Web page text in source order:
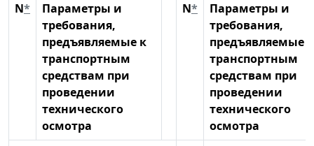
N*
Параметры и
требования,
предъявляемые к
транспортным
средствам при
проведении
технического
осмотра
N*
Параметры и
требования,
предъявляемые к
транспортным
средствам при
проведении
технического
осмотра